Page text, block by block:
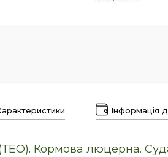
Інформація
Кормова люцерна.